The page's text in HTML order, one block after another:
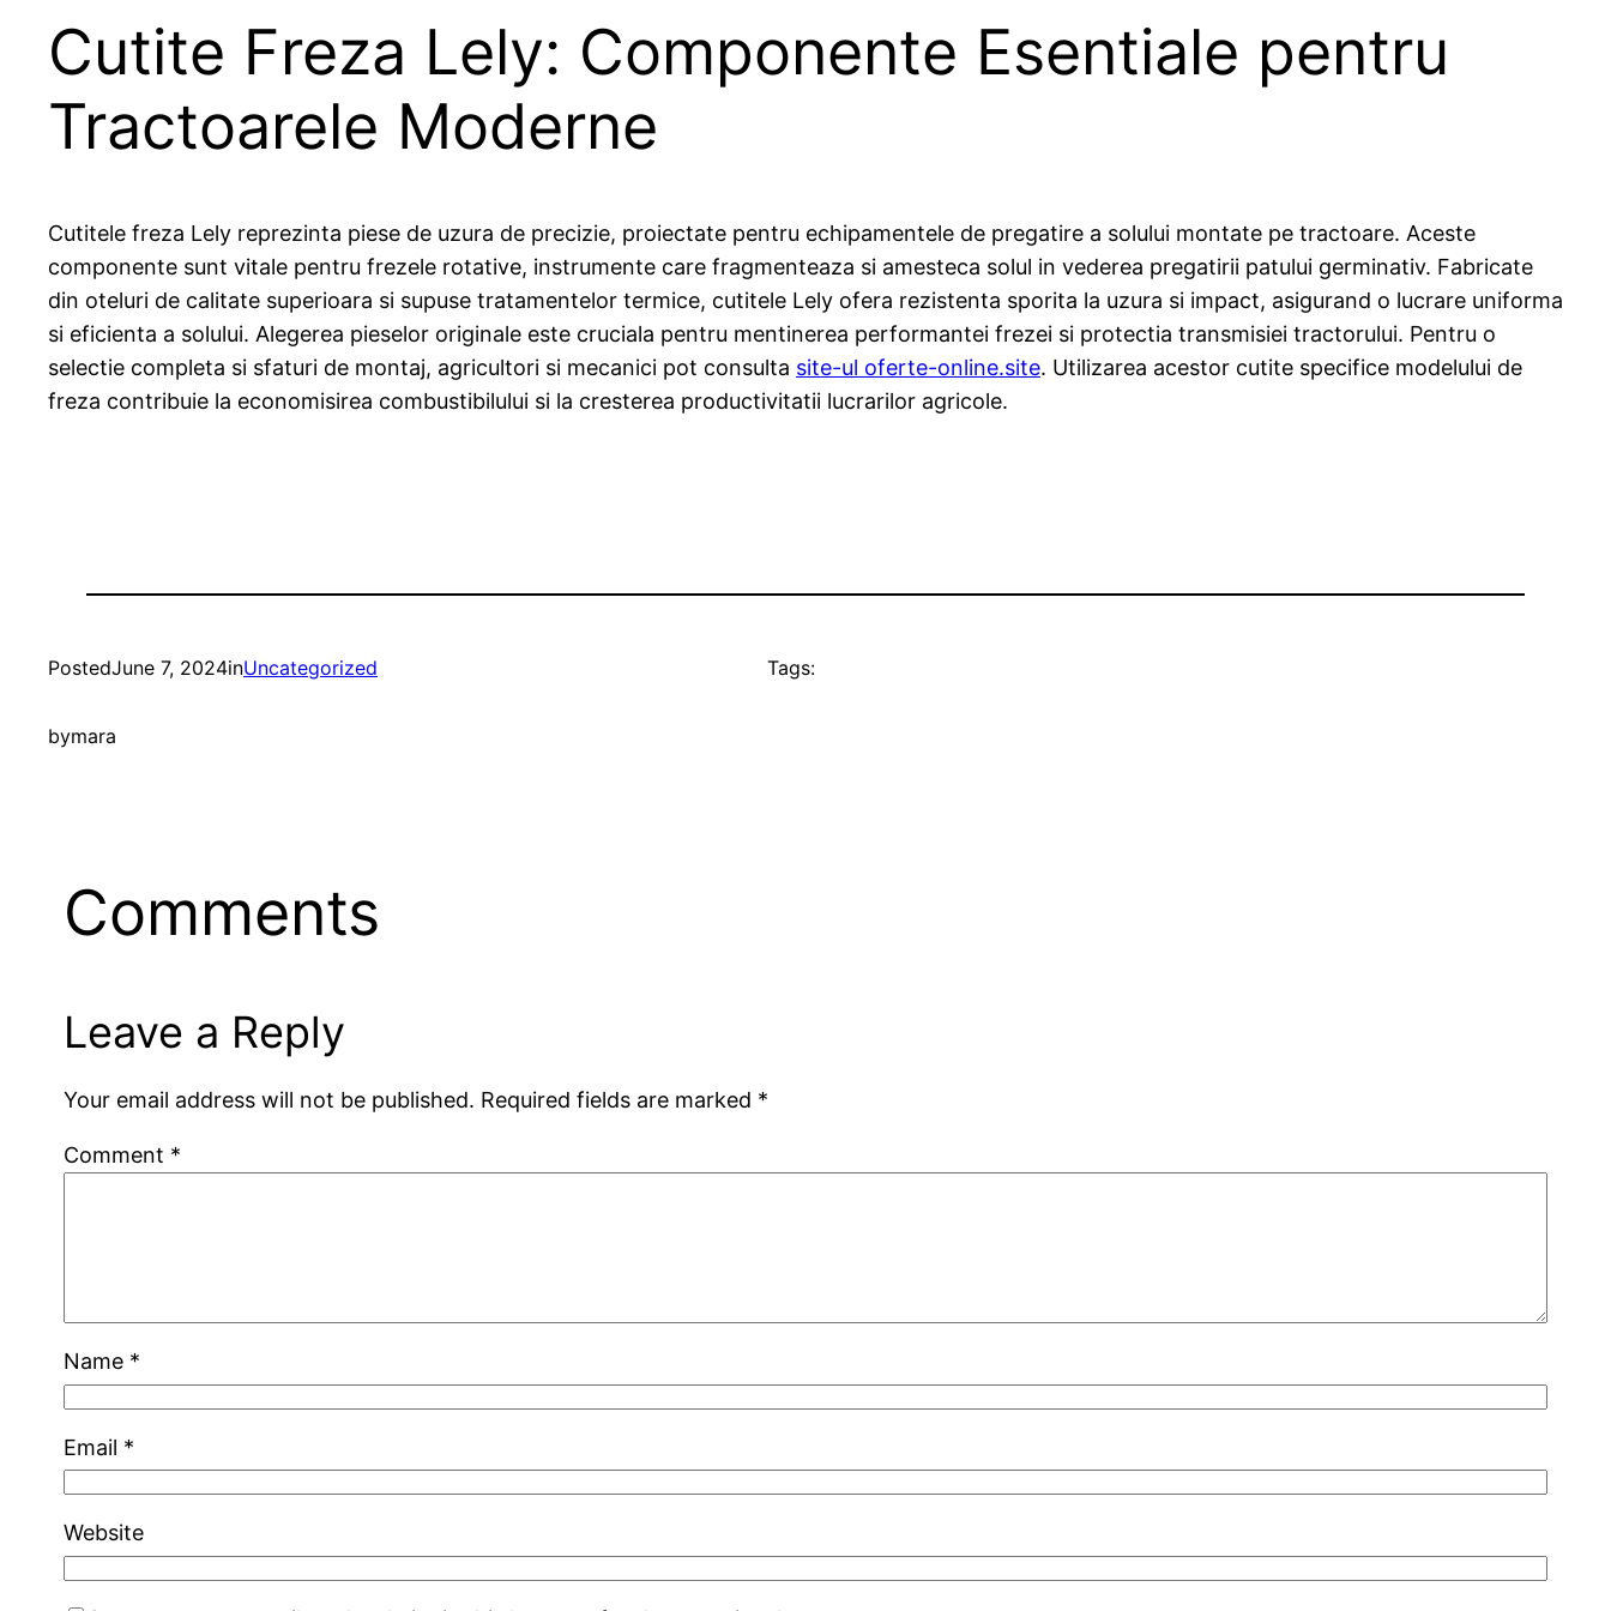
Cutite Freza Lely: Componente Esentiale pentru
Tractoarele Moderne
Cutitele freza Lely reprezinta piese de uzura de precizie, proiectate pentru echipamentele de pregatire a solului montate pe tractoare. Aceste
componente sunt vitale pentru frezele rotative, instrumente care fragmenteaza si amesteca solul in vederea pregatirii patului germinativ. Fabricate
din oteluri de calitate superioara si supuse tratamentelor termice, cutitele Lely ofera rezistenta sporita la uzura si impact, asigurand o lucrare uniforma
si eficienta a solului. Alegerea pieselor originale este cruciala pentru mentinerea performantei frezei si protectia transmisiei tractorului. Pentru o
selectie completa si sfaturi de montaj, agricultori si mecanici pot consulta site-ul oferte-online.site. Utilizarea acestor cutite specifice modelului de
freza contribuie la economisirea combustibilului si la cresterea productivitatii lucrarilor agricole.
PostedJune 7, 2024inUncategorized
bymara
Tags:
Comments
Leave a Reply
Your email address will not be published. Required fields are marked *
Comment *
Name *
Email *
Website